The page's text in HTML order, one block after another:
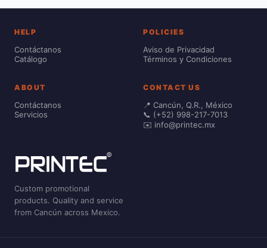
HELP
Contáctanos
Catálogo
POLICIES
Aviso de Privacidad
Términos y Condiciones
ABOUT
Contáctanos
Servicios
CONTACT US
📍 Cancún, Q.R., México
📞 (+52) 998-217-7013
✉️ info@printec.mx
Custom promotional
products. Quality and service
from Cancún across Mexico.